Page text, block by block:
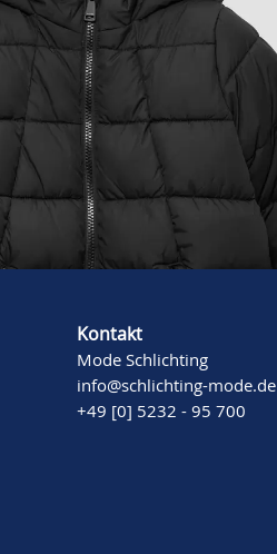
Kontakt
Mode Schlichting
info@schlichting-mode.de
+49 [0] 5232 - 95 700